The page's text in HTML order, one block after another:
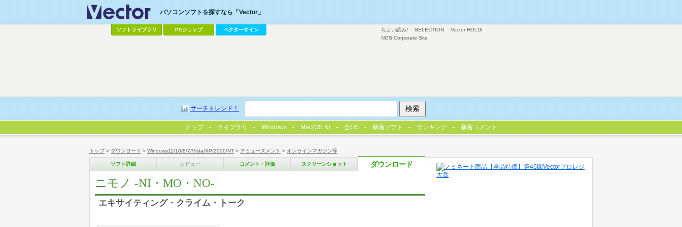
トップ> ダウンロード > Windows11/10/8/7/Vista/XP/2000/NT > アミューズメント > オンラインマガジン等
ソフト詳細 レビュー コメント・評価 スクリーンショット ダウンロード
ニモノ -NI・MO・NO-
エキサイティング・クライム・トーク
ちょい読み! SELECTION
Vector HOLDI
NGS Corporate Site
パソコンソフトを探すなら「Vector」
ソフトライブラリ PCショップ ベクターサイン
サーチトレンド！
トップ ライブラリ Windows Mac(OS X) 全OS 新着ソフト ランキング 新着コメント